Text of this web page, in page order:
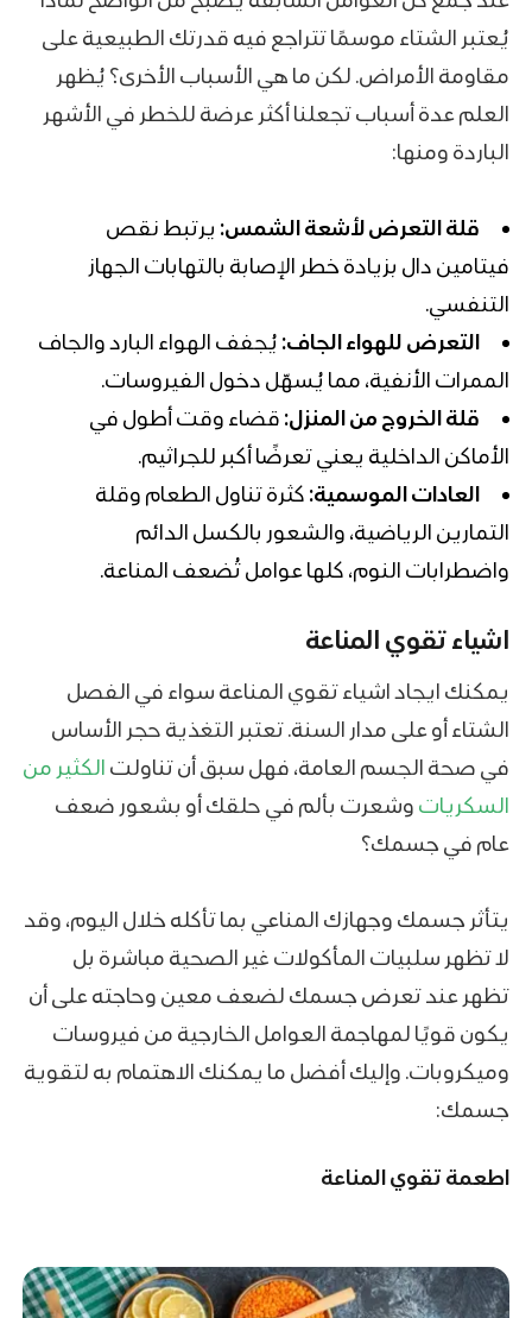
يُعتبر الشتاء موسمًا تتراجع فيه قدرتك الطبيعية على
مقاومة الأمراض. لكن ما هي الأسباب الأخرى؟ يُظهر
العلم عدة أسباب تجعلنا أكثر عرضة للخطر في الأشهر
الباردة ومنها:
قلة التعرض لأشعة الشمس: يرتبط نقص
فيتامين دال بزيادة خطر الإصابة بالتهابات الجهاز
التنفسي.
التعرض للهواء الجاف: يُجفف الهواء البارد والجاف
الممرات الأنفية، مما يُسهّل دخول الفيروسات.
قلة الخروج من المنزل: قضاء وقت أطول في
الأماكن الداخلية يعني تعرضًا أكبر للجراثيم.
العادات الموسمية: كثرة تناول الطعام وقلة
التمارين الرياضية، والشعور بالكسل الدائم
واضطرابات النوم، كلها عوامل تُضعف المناعة.
اشياء تقوي المناعة
يمكنك ايجاد اشياء تقوي المناعة سواء في الفصل
الشتاء أو على مدار السنة. تعتبر التغذية حجر الأساس
في صحة الجسم العامة، فهل سبق أن تناولت الكثير من
السكريات وشعرت بألم في حلقك أو بشعور ضعف
عام في جسمك؟
يتأثر جسمك وجهازك المناعي بما تأكله خلال اليوم، وقد
لا تظهر سلبيات المأكولات غير الصحية مباشرة بل
تظهر عند تعرض جسمك لضعف معين وحاجته على أن
يكون قويًا لمهاجمة العوامل الخارجية من فيروسات
وميكروبات. وإليك أفضل ما يمكنك الاهتمام به لتقوية
جسمك:
اطعمة تقوي المناعة